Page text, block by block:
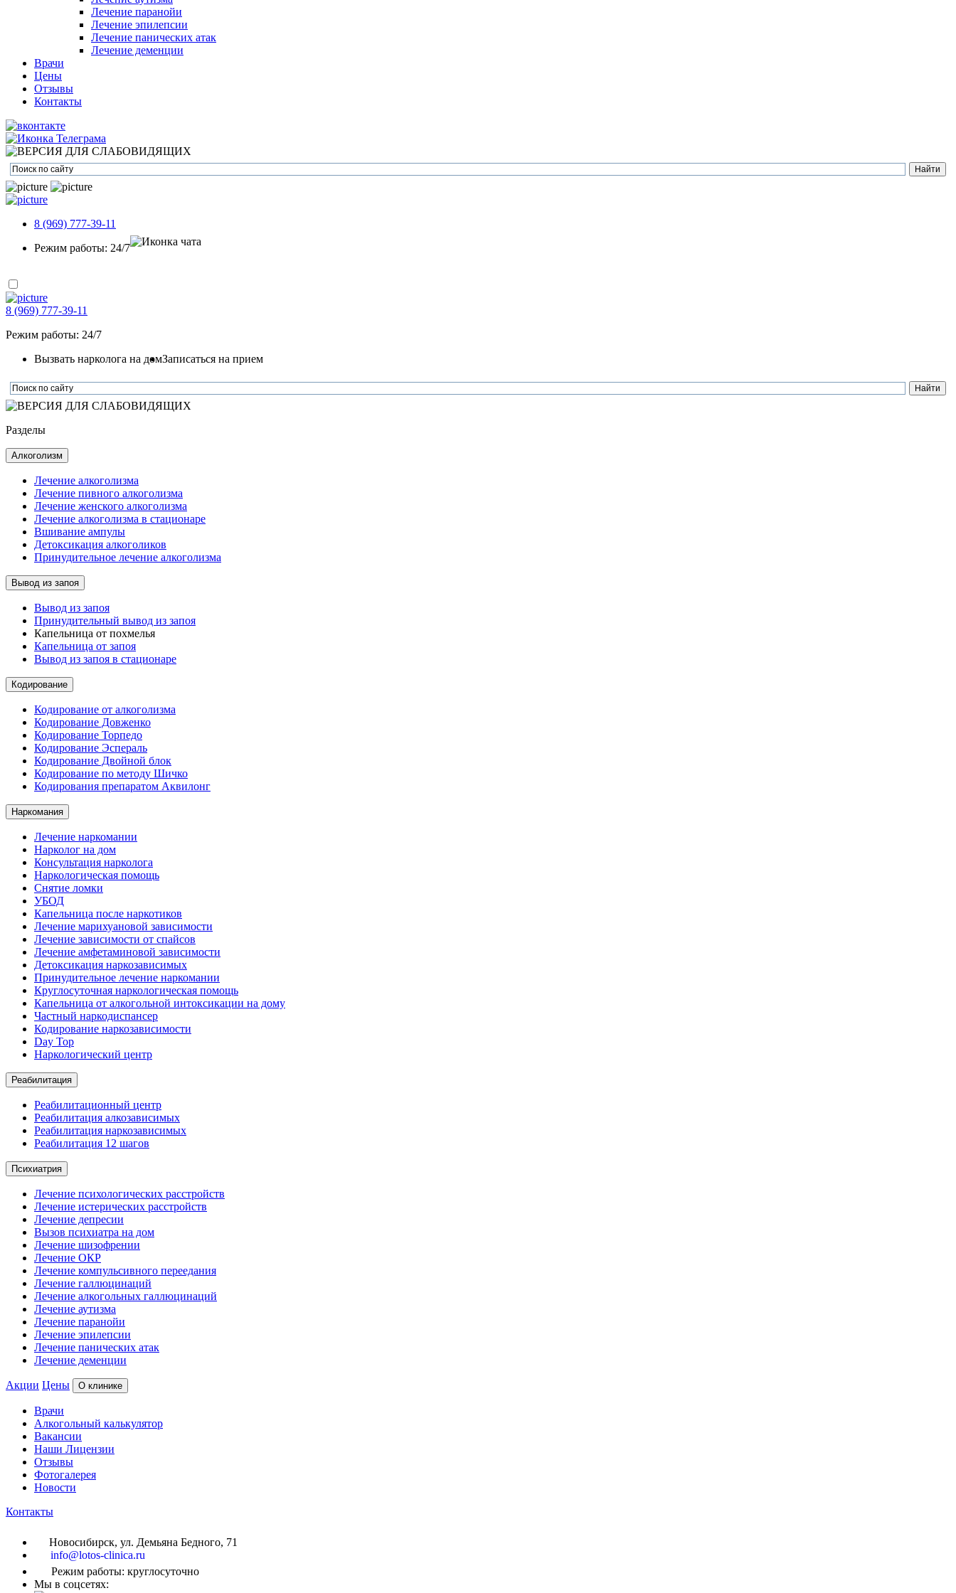
Лечение паранойи
Лечение эпилепсии
Лечение панических атак
Лечение деменции
Врачи
Цены
Отзывы
Контакты
8 (969) 777-39-11
Режим работы: 24/7
8 (969) 777-39-11
Режим работы: 24/7
Вызвать нарколога на домЗаписаться на прием
Разделы
Алкоголизм
Лечение алкоголизма
Лечение пивного алкоголизма
Лечение женского алкоголизма
Лечение алкоголизма в стационаре
Вшивание ампулы
Детоксикация алкоголиков
Принудительное лечение алкоголизма
Вывод из запоя
Вывод из запоя
Принудительный вывод из запоя
Капельница от похмелья
Капельница от запоя
Вывод из запоя в стационаре
Кодирование
Кодирование от алкоголизма
Кодирование Довженко
Кодирование Торпедо
Кодирование Эспераль
Кодирование Двойной блок
Кодирование по методу Шичко
Кодирования препаратом Аквилонг
Наркомания
Лечение наркомании
Нарколог на дом
Консультация нарколога
Наркологическая помощь
Снятие ломки
УБОД
Капельница после наркотиков
Лечение марихуановой зависимости
Лечение зависимости от спайсов
Лечение амфетаминовой зависимости
Детоксикация наркозависимых
Принудительное лечение наркомании
Круглосуточная наркологическая помощь
Капельница от алкогольной интоксикации на дому
Частный наркодиспансер
Кодирование наркозависимости
Day Top
Наркологический центр
Реабилитация
Реабилитационный центр
Реабилитация алкозависимых
Реабилитация наркозависимых
Реабилитация 12 шагов
Психиатрия
Лечение психологических расстройств
Лечение истерических расстройств
Лечение депресии
Вызов психиатра на дом
Лечение шизофрении
Лечение ОКР
Лечение компульсивного переедания
Лечение галлюцинаций
Лечение алкогольных галлюцинаций
Лечение аутизма
Лечение паранойи
Лечение эпилепсии
Лечение панических атак
Лечение деменции
Акции Цены О клинике
Врачи
Алкогольный калькулятор
Вакансии
Наши Лицензии
Отзывы
Фотогалерея
Новости
Контакты
Новосибирск, ул. Демьяна Бедного, 71
info@lotos-clinica.ru
Режим работы: круглосуточно
Мы в соцсетях: